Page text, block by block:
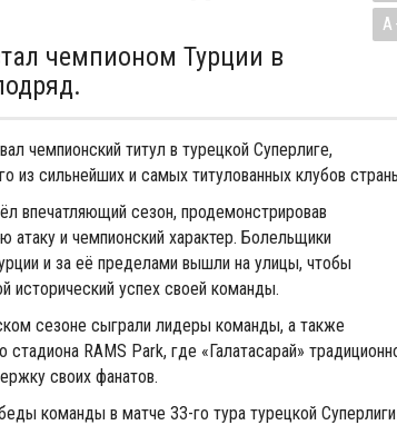
чемпионом Турции в
чемпионский титул в турецкой Суперлиге,
из сильнейших и самых титулованных клубов
впечатляющий сезон, продемонстрировав
атаку и чемпионский характер. Болельщики
и за её пределами вышли на улицы, чтобы
исторический успех своей команды.
сезоне сыграли лидеры команды, а также
RAMS Park, где «Галатасарай»
своих фанатов.
команды в матче 33-го тура турецкой Суперлиги